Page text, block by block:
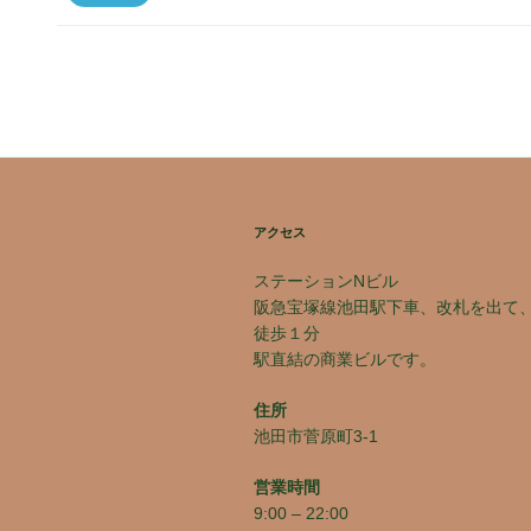
アクセス
ステーションNビル
阪急宝塚線池田駅下車、改札を出て
徒歩１分
駅直結の商業ビルです。
住所
池田市菅原町3-1
営業時間
9:00 – 22:00